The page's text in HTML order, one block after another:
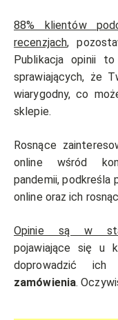
88% klientów
recenzjach,
Publikacja opinii
sprawiających, że
wiarygodny, co
sklepie.
Rosnące
online wśród
pandemii, podkreśla
online oraz ich
Opinie są w
pojawiające się u
doprowadzić
zamówienia.